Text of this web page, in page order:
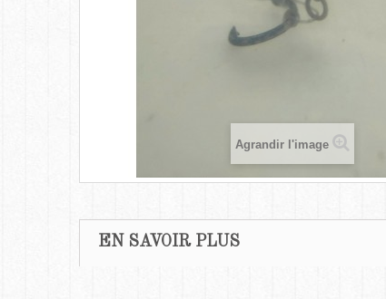
Agrandir l'image
EN SAVOIR PLUS